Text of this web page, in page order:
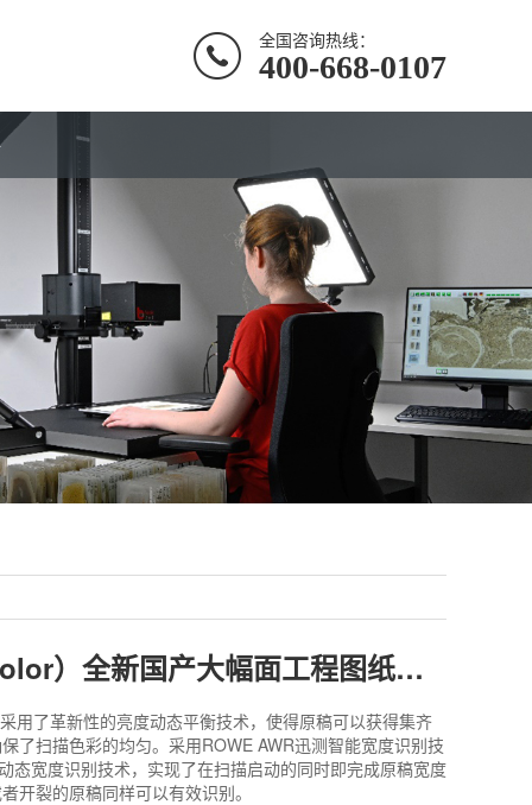
全国咨询热线：
400-668-0107
北图（Betcolor）全新国产大幅面工程图纸扫描仪
用了革新性的亮度动态平衡技术，使得原稿可以获得集齐
了扫描色彩的均匀。采用ROWE AWR迅测智能宽度识别技
态宽度识别技术，实现了在扫描启动的同时即完成原稿宽度
开裂的原稿同样可以有效识别。